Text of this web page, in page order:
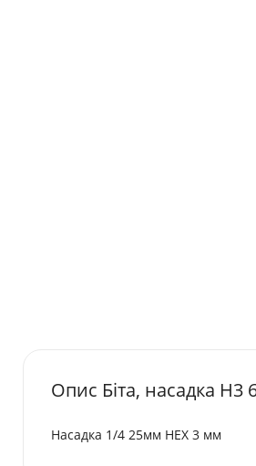
Опис Біта, насадка H3
Насадка 1/4 25мм HEX 3 мм